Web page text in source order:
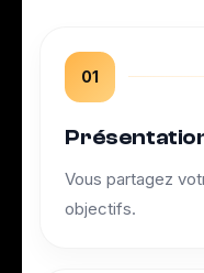
01
Vous partagez
objectifs.